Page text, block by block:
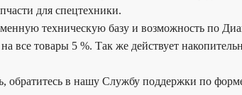
для спецтехники.
техническую базу и возможность по
все товары 5 %. Так же действует
в нашу Службу поддержки по